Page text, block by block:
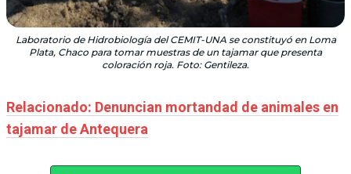
Laboratorio de Hidrobiología del CEMIT-UNA se constituyó en Loma
Plata, Chaco para tomar muestras de un tajamar que presenta
coloración roja. Foto: Gentileza.
Relacionado: Denuncian mortandad de animales en
tajamar de Antequera